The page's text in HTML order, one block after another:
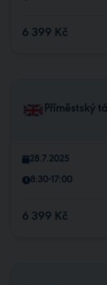
6 399 Kč
Příměstský
28.7.2025
8:30-17:00
6 399 Kč